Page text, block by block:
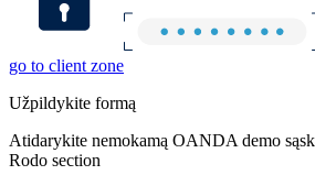
go to client zone
Užpildykite formą
Atidarykite nemokamą OANDA demo
Rodo section